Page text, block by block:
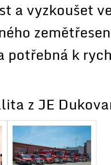
a vyzkoušet
potřebná k
z JE